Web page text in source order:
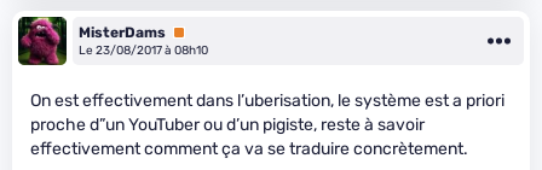
MisterDams Premium
Le 23/08/2017 à 08h10
On est effectivement dans l’uberisation, le système est a priori
proche d”un YouTuber ou d’un pigiste, reste à savoir
effectivement comment ça va se traduire concrètement.